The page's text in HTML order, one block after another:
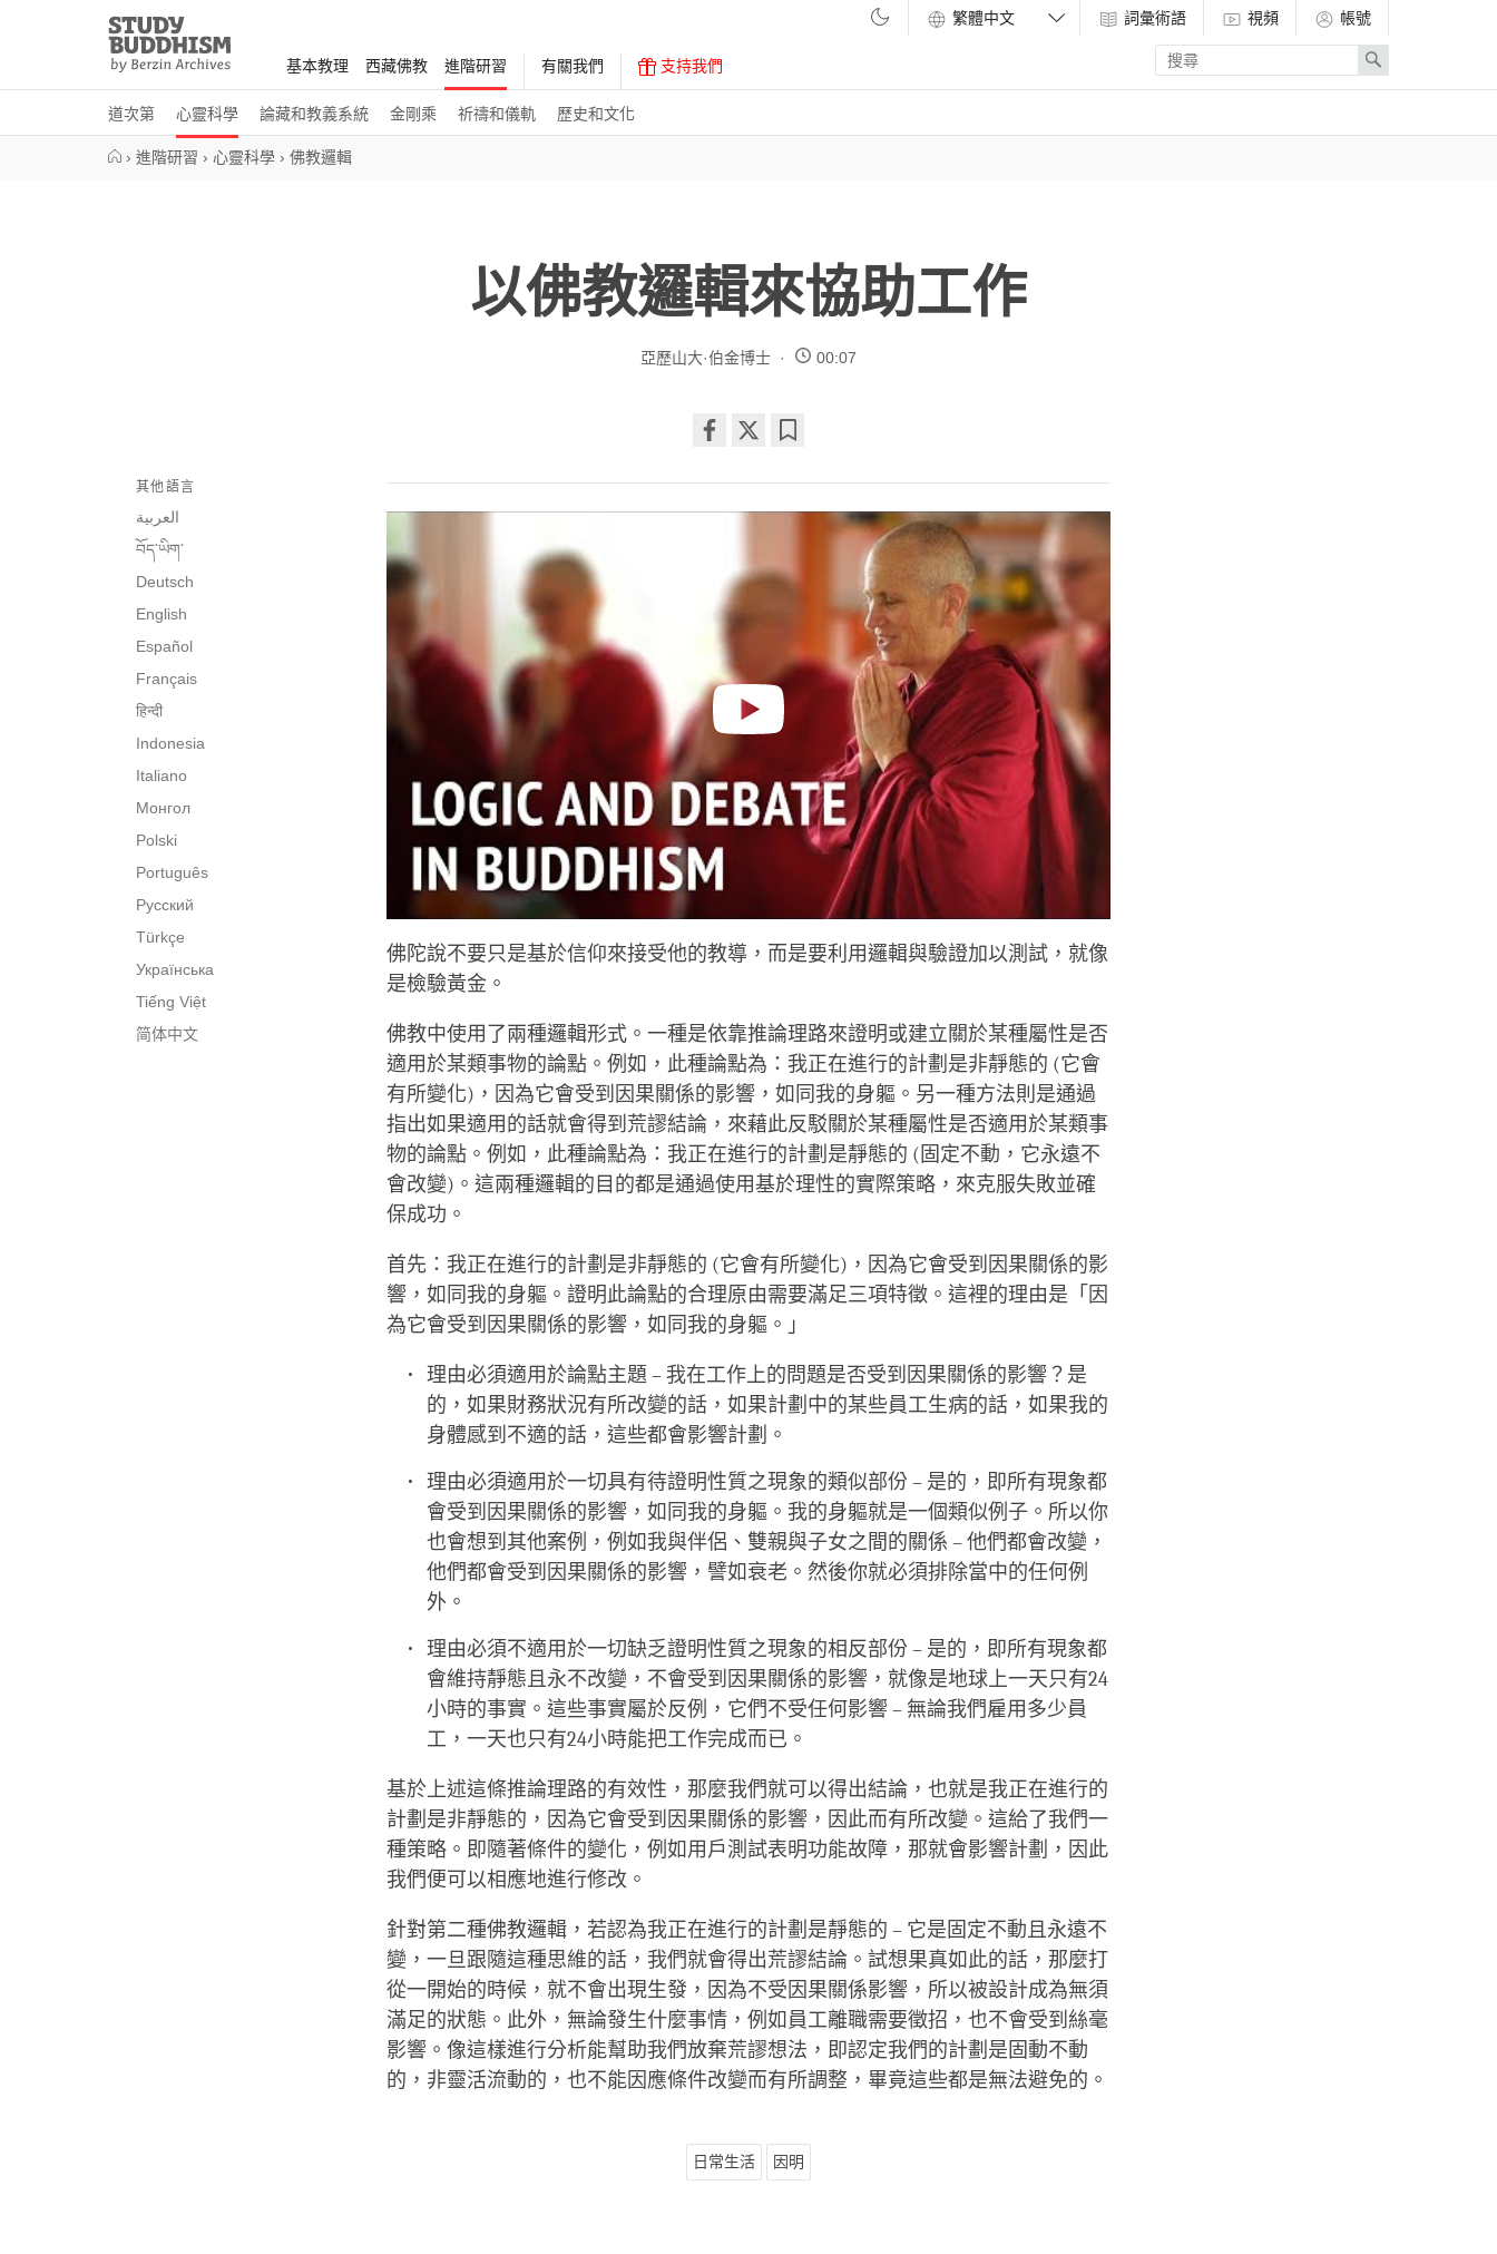
Study
Buddhism
Home
基本教理 西藏佛教 進階研習
道次第 心靈科學 論藏和教義系統 金剛乘 祈禱和儀軌 歷史和文化
有關我們 支持我們
詞彙術語 視頻
帳號
Enter
search
term
Search
› 進階研習 › 心靈科學 › 佛教邏輯
以佛教邏輯來協助工作
亞歷山大·伯金博士 00:07
on
其他語言
العربية
བོད་ཡིག་
Deutsch
English
Español
Français
हिन्दी
Indonesia
Italiano
Монгол
Polski
Português
Русский
Türkçe
Українська
Tiếng Việt
简体中文
佛陀說不要只是基於信仰來接受他的教導，而是要利用邏輯與驗證加以測試，就像
是檢驗黃金。
佛教中使用了兩種邏輯形式。一種是依靠推論理路來證明或建立關於某種屬性是否
適用於某類事物的論點。例如，此種論點為：我正在進行的計劃是非靜態的 (它會
有所變化)，因為它會受到因果關係的影響，如同我的身軀。另一種方法則是通過
指出如果適用的話就會得到荒謬結論，來藉此反駁關於某種屬性是否適用於某類事
物的論點。例如，此種論點為：我正在進行的計劃是靜態的 (固定不動，它永遠不
會改變)。這兩種邏輯的目的都是通過使用基於理性的實際策略，來克服失敗並確
保成功。
首先：我正在進行的計劃是非靜態的 (它會有所變化)，因為它會受到因果關係的影
響，如同我的身軀。證明此論點的合理原由需要滿足三項特徵。這裡的理由是「因
為它會受到因果關係的影響，如同我的身軀。」
理由必須適用於論點主題 – 我在工作上的問題是否受到因果關係的影響？是
的，如果財務狀況有所改變的話，如果計劃中的某些員工生病的話，如果我的
身體感到不適的話，這些都會影響計劃。
理由必須適用於一切具有待證明性質之現象的類似部份 – 是的，即所有現象都
會受到因果關係的影響，如同我的身軀。我的身軀就是一個類似例子。所以你
也會想到其他案例，例如我與伴侶、雙親與子女之間的關係 – 他們都會改變，
他們都會受到因果關係的影響，譬如衰老。然後你就必須排除當中的任何例
外。
理由必須不適用於一切缺乏證明性質之現象的相反部份 – 是的，即所有現象都
會維持靜態且永不改變，不會受到因果關係的影響，就像是地球上一天只有24
小時的事實。這些事實屬於反例，它們不受任何影響 – 無論我們雇用多少員
工，一天也只有24小時能把工作完成而已。
基於上述這條推論理路的有效性，那麼我們就可以得出結論，也就是我正在進行的
計劃是非靜態的，因為它會受到因果關係的影響，因此而有所改變。這給了我們一
種策略。即隨著條件的變化，例如用戶測試表明功能故障，那就會影響計劃，因此
我們便可以相應地進行修改。
針對第二種佛教邏輯，若認為我正在進行的計劃是靜態的 – 它是固定不動且永遠不
變，一旦跟隨這種思維的話，我們就會得出荒謬結論。試想果真如此的話，那麼打
從一開始的時候，就不會出現生發，因為不受因果關係影響，所以被設計成為無須
滿足的狀態。此外，無論發生什麼事情，例如員工離職需要徵招，也不會受到絲毫
影響。像這樣進行分析能幫助我們放棄荒謬想法，即認定我們的計劃是固動不動
的，非靈活流動的，也不能因應條件改變而有所調整，畢竟這些都是無法避免的。
日常生活 因明